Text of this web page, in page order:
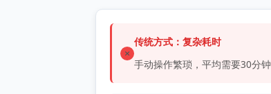
传统方式：复杂耗时
手动操作繁琐，平均需要30分钟